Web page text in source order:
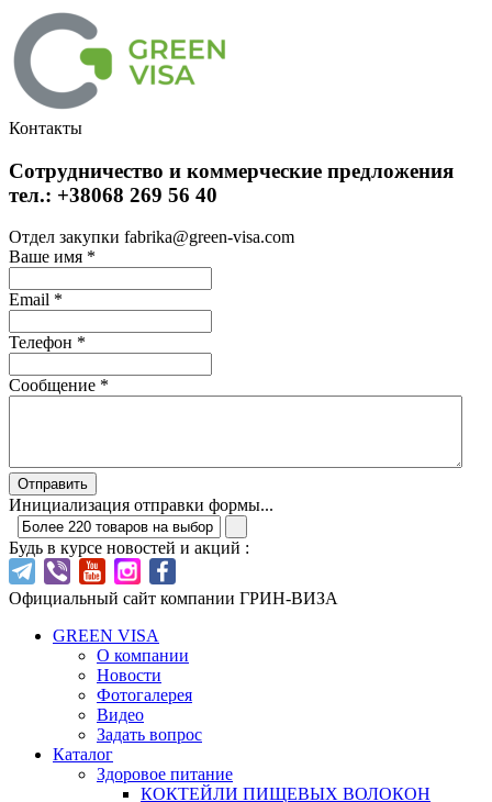
Контакты
Сотрудничество и коммерческие предложения
тел.: +38068 269 56 40
Отдел закупки fabrika@green-visa.com
Ваше имя *
Email *
Телефон *
Сообщение *
Отправить
Инициализация отправки формы...
Будь в курсе новостей и акций :
Официальный сайт компании ГРИН-ВИЗА
GREEN VISA
О компании
Новости
Фотогалерея
Видео
Задать вопрос
Каталог
Здоровое питание
КОКТЕЙЛИ ПИЩЕВЫХ ВОЛОКОН